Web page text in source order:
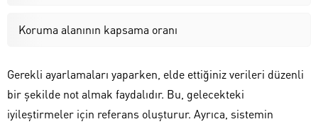
Koruma alanının kapsama oranı
Gerekli ayarlamaları yaparken, elde ettiğiniz verileri düzenli
bir şekilde not almak faydalıdır. Bu, gelecekteki
iyileştirmeler için referans oluşturur. Ayrıca, sistemin